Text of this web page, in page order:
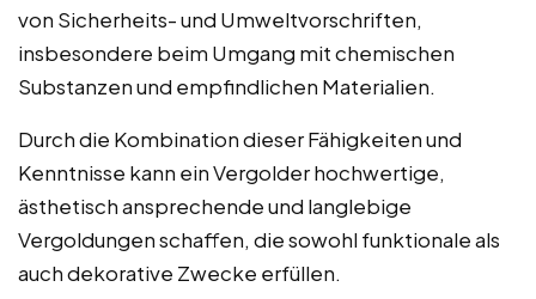
von Sicherheits- und Umweltvorschriften,
insbesondere beim Umgang mit chemischen
Substanzen und empfindlichen Materialien.
Durch die Kombination dieser Fähigkeiten und
Kenntnisse kann ein Vergolder hochwertige,
ästhetisch ansprechende und langlebige
Vergoldungen schaffen, die sowohl funktionale als
auch dekorative Zwecke erfüllen.